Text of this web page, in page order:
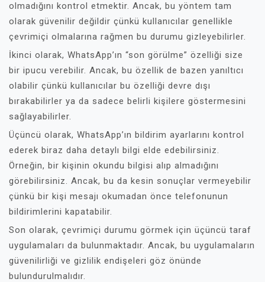
olmadığını kontrol etmektir. Ancak, bu yöntem tam
olarak güvenilir değildir çünkü kullanıcılar genellikle
çevrimiçi olmalarına rağmen bu durumu gizleyebilirler.
İkinci olarak, WhatsApp’ın “son görülme” özelliği size
bir ipucu verebilir. Ancak, bu özellik de bazen yanıltıcı
olabilir çünkü kullanıcılar bu özelliği devre dışı
bırakabilirler ya da sadece belirli kişilere göstermesini
sağlayabilirler.
Üçüncü olarak, WhatsApp’ın bildirim ayarlarını kontrol
ederek biraz daha detaylı bilgi elde edebilirsiniz.
Örneğin, bir kişinin okundu bilgisi alıp almadığını
görebilirsiniz. Ancak, bu da kesin sonuçlar vermeyebilir
çünkü bir kişi mesajı okumadan önce telefonunun
bildirimlerini kapatabilir.
Son olarak, çevrimiçi durumu görmek için üçüncü taraf
uygulamaları da bulunmaktadır. Ancak, bu uygulamaların
güvenilirliği ve gizlilik endişeleri göz önünde
bulundurulmalıdır.